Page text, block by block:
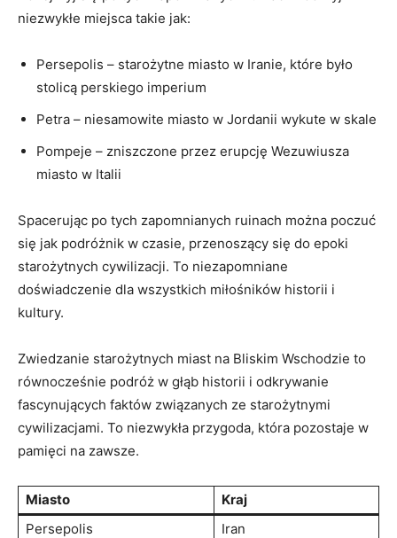
niezwykłe miejsca takie jak:
Persepolis – starożytne miasto w Iranie,​ które było
stolicą perskiego imperium
Petra – niesamowite​ miasto w Jordanii wykute w skale
Pompeje‍ – zniszczone przez erupcję Wezuwiusza
miasto w Italii
Spacerując po tych zapomnianych ruinach można poczuć
się jak podróżnik w czasie, przenoszący się ‌do epoki
starożytnych cywilizacji. To niezapomniane
doświadczenie dla ​wszystkich miłośników historii i
kultury.
Zwiedzanie starożytnych⁣ miast ⁢na Bliskim Wschodzie to
równocześnie podróż w głąb historii i odkrywanie
fascynujących faktów związanych ze starożytnymi
cywilizacjami. ⁤To niezwykła przygoda, która pozostaje w
pamięci ‍na zawsze.
Miasto
Kraj
Persepolis
Iran